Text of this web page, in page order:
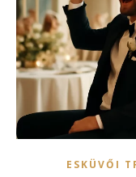
ESKÜVŐI